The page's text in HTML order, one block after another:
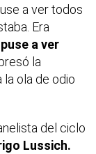
a ver todos
Era
a ver
la
la ola de odio
del ciclo
Lussich.